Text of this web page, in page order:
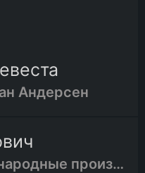
Андерсен
Без автора (народные произведения)